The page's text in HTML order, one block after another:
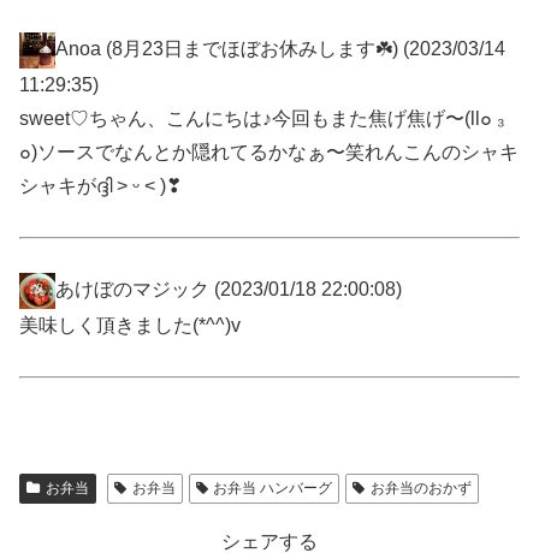
Anoa (8月23日までほぼお休みします☘️) (2023/03/14
11:29:35)
sweet♡ちゃん、こんにちは♪今回もまた焦げ焦げ〜(ll๐ ₃
๐)ソースでなんとか隠れてるかなぁ〜笑れんこんのシャキ
シャキがദ്ദി ˃ ᵕ ˂ )❣
あけぼのマジック (2023/01/18 22:00:08)
美味しく頂きました(*^^)v
お弁当 お弁当 お弁当 ハンバーグ お弁当のおかず
シェアする